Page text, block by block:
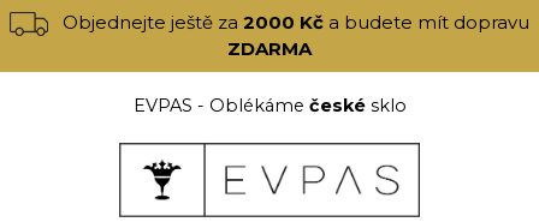
Objednejte ještě za2000 Kč a budete mít dopravu
ZDARMA
EVPAS - Oblékáme českésklo